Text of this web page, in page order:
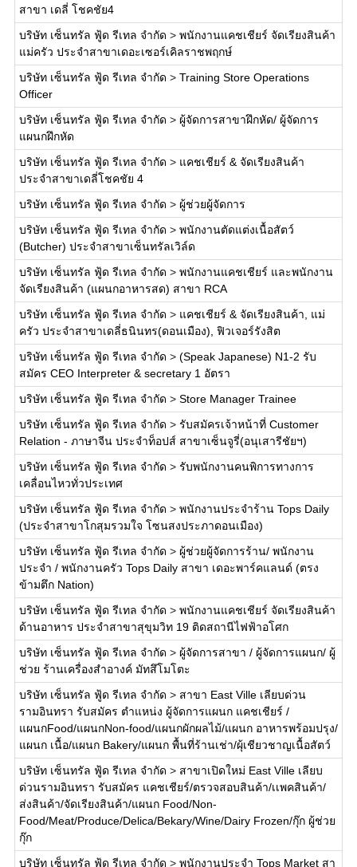
สาขา เดลี่ โชคชัย4
บริษัท เซ็นทรัล ฟู้ด รีเทล จำกัด > พนักงานแคชเชียร์ จัดเรียงสินค้า
แม่ครัว ประจำสาขาเดอะเซอร์เคิลราชพฤกษ์
บริษัท เซ็นทรัล ฟู้ด รีเทล จำกัด > Training Store Operations
Officer
บริษัท เซ็นทรัล ฟู้ด รีเทล จำกัด > ผู้จัดการสาขาฝึกหัด/ ผู้จัดการ
แผนกฝึกหัด
บริษัท เซ็นทรัล ฟู้ด รีเทล จำกัด > แคชเชียร์ & จัดเรียงสินค้า
ประจำสาขาเดลี่โชคชัย 4
บริษัท เซ็นทรัล ฟู้ด รีเทล จำกัด > ผู้ช่วยผู้จัดการ
บริษัท เซ็นทรัล ฟู้ด รีเทล จำกัด > พนักงานตัดแต่งเนื้อสัตว์
(Butcher) ประจำสาขาเซ็นทรัลเวิล์ด
บริษัท เซ็นทรัล ฟู้ด รีเทล จำกัด > พนักงานแคชเชียร์ และพนักงาน
จัดเรียงสินค้า (แผนกอาหารสด) สาขา RCA
บริษัท เซ็นทรัล ฟู้ด รีเทล จำกัด > แคชเชียร์ & จัดเรียงสินค้า, แม่
ครัว ประจำสาขาเดลี่ธนินทร(ดอนเมือง), ฟิวเจอร์รังสิต
บริษัท เซ็นทรัล ฟู้ด รีเทล จำกัด > (Speak Japanese) N1-2 รับ
สมัคร CEO Interpreter & secretary 1 อัตรา
บริษัท เซ็นทรัล ฟู้ด รีเทล จำกัด > Store Manager Trainee
บริษัท เซ็นทรัล ฟู้ด รีเทล จำกัด > รับสมัครเจ้าหน้าที่ Customer
Relation - ภาษาจีน ประจำท็อปส์ สาขาเซ็นจูรี่(อนุเสารีชัยฯ)
บริษัท เซ็นทรัล ฟู้ด รีเทล จำกัด > รับพนักงานคนพิการทางการ
เคลื่อนไหวทั่วประเทศ
บริษัท เซ็นทรัล ฟู้ด รีเทล จำกัด > พนักงานประจำร้าน Tops Daily
(ประจำสาขาโกสุมรวมใจ โซนสงประภาดอนเมือง)
บริษัท เซ็นทรัล ฟู้ด รีเทล จำกัด > ผู้ช่วยผู้จัดการร้าน/ พนักงาน
ประจำ / พนักงานครัว Tops Daily สาขา เดอะพาร์คแลนด์ (ตรง
ข้ามตึก Nation)
บริษัท เซ็นทรัล ฟู้ด รีเทล จำกัด > พนักงานแคชเชียร์ จัดเรียงสินค้า
ด้านอาหาร ประจำสาขาสุขุมวิท 19 ติดสถานีไฟฟ้าอโศก
บริษัท เซ็นทรัล ฟู้ด รีเทล จำกัด > ผู้จัดการสาขา / ผู้จัดการแผนก/ ผู้
ช่วย ร้านเครื่องสำอางค์ มัทสึโมโตะ
บริษัท เซ็นทรัล ฟู้ด รีเทล จำกัด > สาขา East Ville เลียบด่วน
รามอินทรา รับสมัคร ตำแหน่ง ผู้จัดการแผนก แคชเชียร์ /
แผนกFood/แผนกNon-food/แผนกผักผลไม้/แผนก อาหารพร้อมปรุง/
แผนก เนื้อ/แผนก Bakery/แผนก พื้นที่ร้านเช่า/ผุ้เชียวชาญเนื้อสัตว์
บริษัท เซ็นทรัล ฟู้ด รีเทล จำกัด > สาขาเปิดใหม่ East Ville เลียบ
ด่วนรามอินทรา รับสมัคร แคชเชียร์/ตรวจสอบสินค้า/เเพคสินค้า/
ส่งสินค้า/จัดเรียงสินค้า/แผนก Food/Non-
Food/Meat/Produce/Delica/Bekary/Wine/Dairy Frozen/กุ๊ก ผู้ช่วย
กุ๊ก
บริษัท เซ็นทรัล ฟู้ด รีเทล จำกัด > พนักงานประจำ Tops Market สา